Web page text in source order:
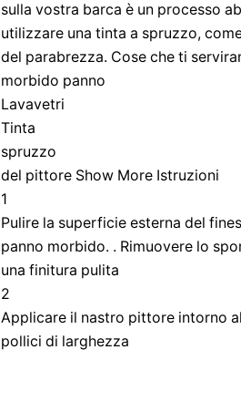
sulla vostra barca è un processo
utilizzare una tinta a spruzzo,
del parabrezza. Cose che ti
morbido panno
Lavavetri
Tinta
spruzzo
del pittore Show More Istruzioni
1
Pulire la superficie esterna del
panno morbido. . Rimuovere lo
una finitura pulita
2
Applicare il nastro pittore intorno
pollici di larghezza